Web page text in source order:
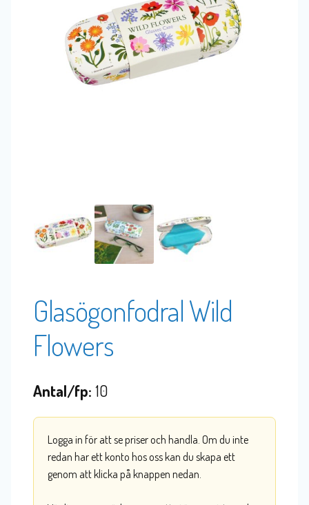
Glasögonfodral Wild
Flowers
Antal/fp: 10
Logga in för att se priser och handla. Om du inte
redan har ett konto hos oss kan du skapa ett
genom att klicka på knappen nedan.